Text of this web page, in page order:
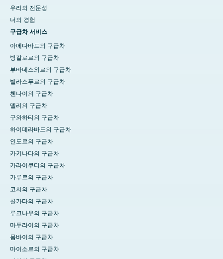
우리의 전문성
너의 경험
구급차 서비스
아메다바드의 구급차
방갈로르의 구급차
부바네스와르의 구급차
빌라스푸르의 구급차
첸나이의 구급차
델리의 구급차
구와하티의 구급차
하이데라바드의 구급차
인도르의 구급차
카키나다의 구급차
카라이쿠디의 구급차
카루르의 구급차
코치의 구급차
콜카타의 구급차
루크나우의 구급차
마두라이의 구급차
뭄바이의 구급차
마이소르의 구급차